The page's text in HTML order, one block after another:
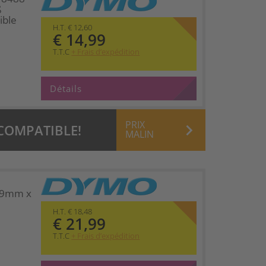
H.T. € 12,60
€ 14,99
T.T.C + Frais d’expédition
Détails
PRIX
MALIN keyboard_arrow_right
x
H.T. € 18,48
€ 21,99
T.T.C + Frais d’expédition